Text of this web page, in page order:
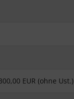
EUR (ohne Ust.)